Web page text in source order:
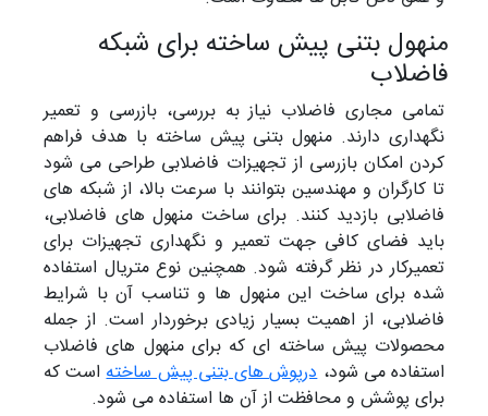
منهول بتنی پیش ساخته برای شبکه
فاضلاب
تمامی مجاری فاضلاب نیاز به بررسی، بازرسی و تعمیر
نگهداری دارند. منهول بتنی پیش ساخته با هدف فراهم
کردن امکان بازرسی از تجهیزات فاضلابی طراحی می شود
تا کارگران و مهندسین بتوانند با سرعت بالا، از شبکه های
فاضلابی بازدید کنند. برای ساخت منهول های فاضلابی،
باید فضای کافی جهت تعمیر و نگهداری تجهیزات برای
تعمیرکار در نظر گرفته شود. همچنین نوع متریال استفاده
شده برای ساخت این منهول ها و تناسب آن با شرایط
فاضلابی، از اهمیت بسیار زیادی برخوردار است. از جمله
محصولات پیش ساخته ای که برای منهول های فاضلاب
استفاده می شود،درپوش های بتنی پیش ساختهاست که
برای پوشش و محافظت از آن ها استفاده می شود.